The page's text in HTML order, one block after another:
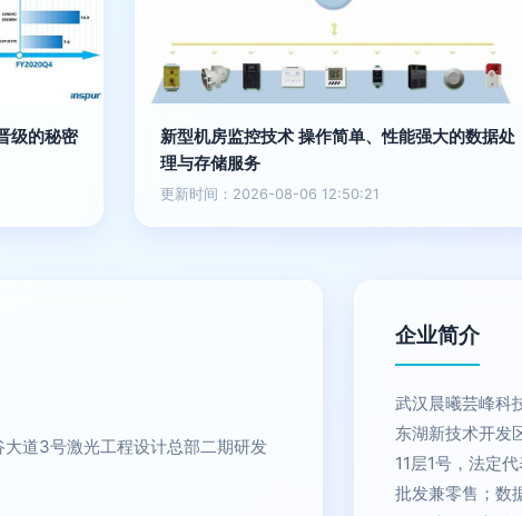
级的秘密
新型机房监控技术 操作简单、性能强大的数据处
理与存储服务
更新时间：2026-08-06 12:50:21
道3号激光工程设计总部二期研发
企业简介
武汉晨曦芸峰科
东湖新技术开发
11层1号，法定
批发兼零售；数